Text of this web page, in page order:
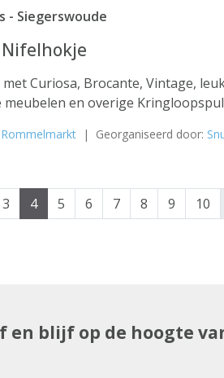
- Siegerswoude
Curiosa, Brocante, Vintage,
meubelen en overige
Rommelmarkt | Georganiseerd door:
3 4 5 6 7 8 9 10
blijf op de hoogte